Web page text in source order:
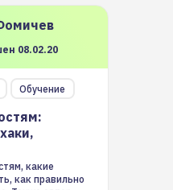
08.02.20
Обучение
какие
как правильно